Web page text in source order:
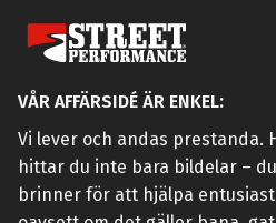
VÅR AFFÄRSIDÉ ÄR ENKEL:
Vi lever och andas prestanda.
hittar du inte bara bildelar –
brinner för att hjälpa